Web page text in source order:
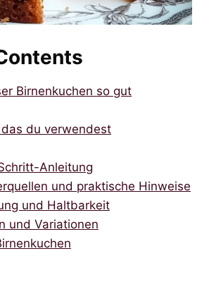
Birnenkuchen so gut
du verwendest
Anleitung
und praktische Hinweise
und Haltbarkeit
und Variationen